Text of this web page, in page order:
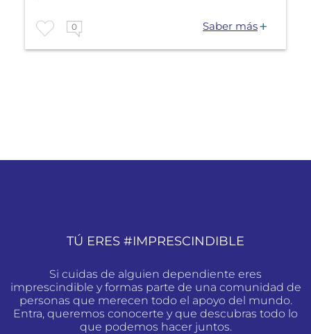
0 Saber más
TÚ ERES #IMPRESCINDIBLE
Si cuidas de alguien dependiente eres
imprescindible y formas parte de una comunidad de
personas que merecen todo el apoyo del mundo.
Entra, queremos conocerte y que descubras todo lo
que podemos hacer juntos.